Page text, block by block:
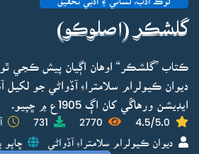
گلشڪر (اصلوڪو)
ڪتاب ”گلشڪر“ اوهان اڳيان پيش ڪجي
ديوان ڪيولرام سلامتراءِ آڏواڻي جو لکيل
ايڊيشن ورهاڱي کان اڳ 1905ع ۾ ڇپيو.
4.5/5.0
2770
731
ديوان ڪيولرام سلامتراءِ آڏواڻي ڇاپو